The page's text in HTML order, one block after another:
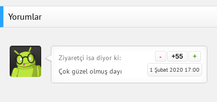
Yorumlar
- +55 +
Ziyaretçi isa diyor ki:
1 Şubat 2020 17:00
Çok güzel olmuş dayı